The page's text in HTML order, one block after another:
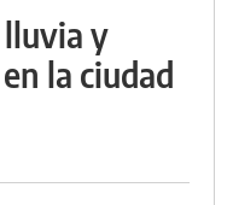
y
la ciudad